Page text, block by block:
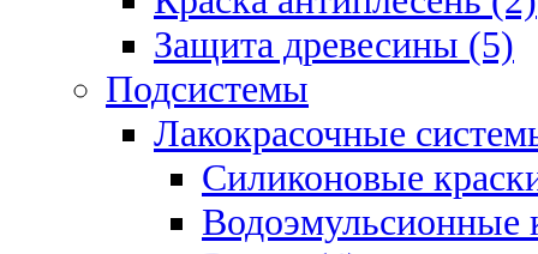
Защита древесины (5)
Подсистемы
Лакокрасочные
Силиконовые
Водоэмульсионные